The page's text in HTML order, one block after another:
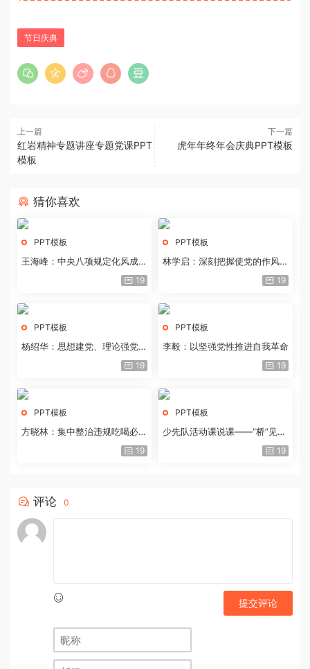
节日庆典
上一篇
红岩精神专题讲座专题党课PPT
模板
下一篇
虎年年终年会庆典PPT模板
猜你喜欢
PPT模板
王海峰：中央八项规定化风成俗
19
PPT模板
林学启：深刻把握使党的作风全
19
PPT模板
杨绍华：思想建党、理论强党的
19
PPT模板
李毅：以坚强党性推进自我革命
19
PPT模板
方晓林：集中整治违规吃喝必须
19
PPT模板
少先队活动课说课——“桥”见中
19
评论 0
提交评论